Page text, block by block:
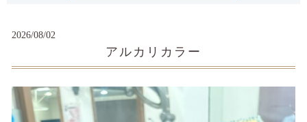
2026/08/02
アルカリカラー